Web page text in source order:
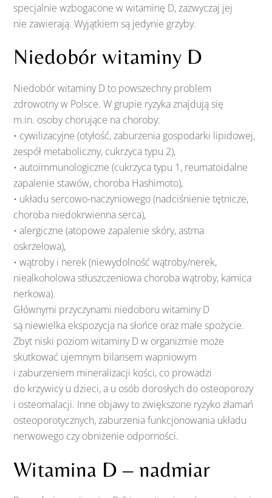
specjalnie wzbogacone w witaminę D, zazwyczaj jej
nie zawierają. Wyjątkiem są jedynie grzyby.
Niedobór witaminy D
Niedobór witaminy D to powszechny problem
zdrowotny w Polsce. W grupie ryzyka znajdują się
m.in. osoby chorujące na choroby:
• cywilizacyjne (otyłość, zaburzenia gospodarki lipidowej,
zespół metaboliczny, cukrzyca typu 2),
• autoimmunologiczne (cukrzyca typu 1, reumatoidalne
zapalenie stawów, choroba Hashimoto),
• układu sercowo-naczyniowego (nadciśnienie tętnicze,
choroba niedokrwienna serca),
• alergiczne (atopowe zapalenie skóry, astma
oskrzelowa),
• wątroby i nerek (niewydolność wątroby/nerek,
niealkoholowa stłuszczeniowa choroba wątroby, kamica
nerkowa).
Głównymi przyczynami niedoboru witaminy D
są niewielka ekspozycja na słońce oraz małe spożycie.
Zbyt niski poziom witaminy D w organizmie może
skutkować ujemnym bilansem wapniowym
i zaburzeniem mineralizacji kości, co prowadzi
do krzywicy u dzieci, a u osób dorosłych do osteoporozy
i osteomalacji. Inne objawy to zwiększone ryzyko złamań
osteoporotycznych, zaburzenia funkcjonowania układu
nerwowego czy obniżenie odporności.
Witamina D – nadmiar